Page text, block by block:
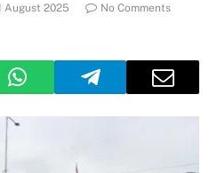
August 2025
No Comments